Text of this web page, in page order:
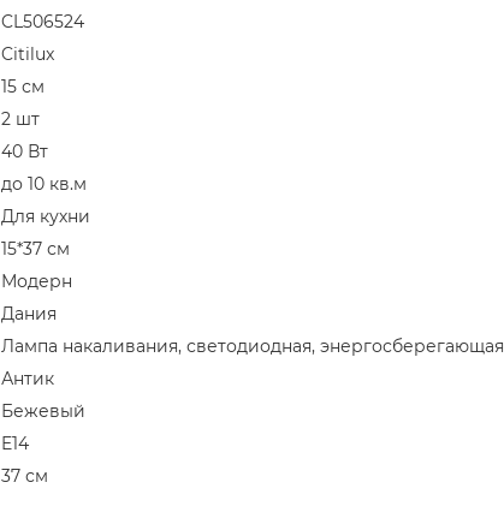
CL506524
Citilux
15 см
2 шт
40 Вт
до 10 кв.м
Для кухни
15*37 см
Модерн
Дания
Лампа накаливания, светодиодная, энергосберегающая
Антик
Бежевый
E14
37 см